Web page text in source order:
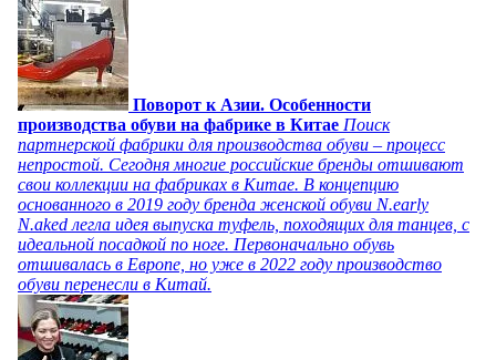
Поворот к Азии. Особенности
производства обуви на фабрике в Китае Поиск
партнерской фабрики для производства обуви – процесс
непростой. Сегодня многие российские бренды отшивают
свои коллекции на фабриках в Китае. В концепцию
основанного в 2019 году бренда женской обуви N.early
N.aked легла идея выпуска туфель, походящих для танцев, с
идеальной посадкой по ноге. Первоначально обувь
отшивалась в Европе, но уже в 2022 году производство
обуви перенесли в Китай.